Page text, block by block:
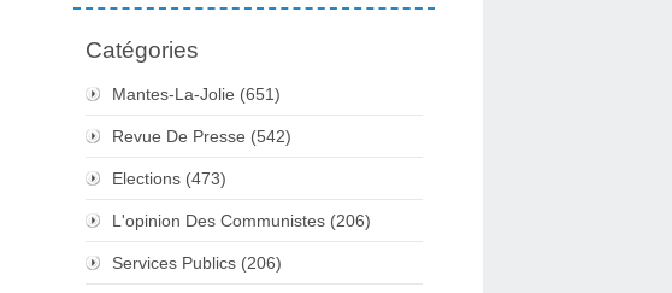
Catégories
Mantes-La-Jolie (651)
Revue De Presse (542)
Elections (473)
L'opinion Des Communistes (206)
Services Publics (206)